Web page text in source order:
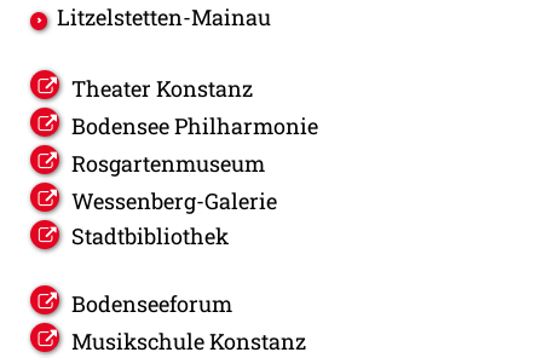
Litzelstetten-Mainau
Theater Konstanz
Bodensee Philharmonie
Rosgartenmuseum
Wessenberg-Galerie
Stadtbibliothek
Bodenseeforum
Musikschule Konstanz